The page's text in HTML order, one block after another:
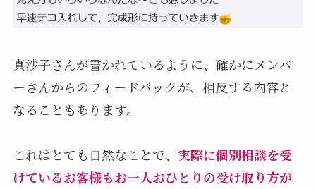
真沙子さんが書かれているように、確かにメンバ
ーさんからのフィードバックが、相反する内容と
なることもあります。
これはとても自然なことで、 実際に個別相談を受
けているお客様もお一人おひとりの受け取り方が